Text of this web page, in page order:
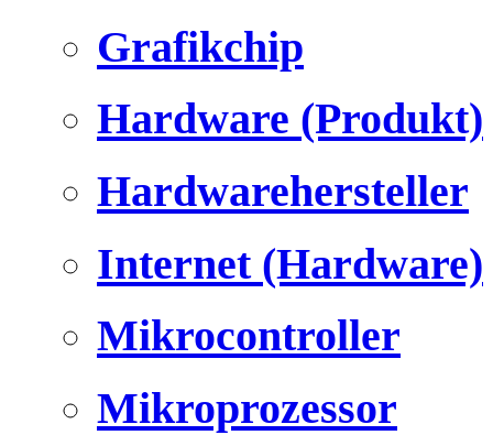
Grafikchip
Hardware (Produkt)
Hardwarehersteller
Internet (Hardware)
Mikrocontroller
Mikroprozessor